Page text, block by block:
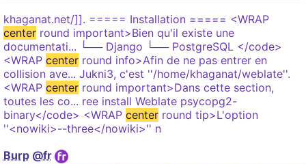
khaganat.net/]]. ===== Installation ===== <WRAP
centerround important>Bien qu'il existe une
documentati... └── Django └── PostgreSQL </code>
<WRAP centerround info>Afin de ne pas entrer en
collision ave... Jukni3, c'est ''/home/khaganat/weblate''.
<WRAP centerround important>Dans cette section,
toutes les co... ree install Weblate psycopg2-
binary</code> <WRAP centerround tip>L'option
''<nowiki>--three</nowiki>'' n
Burp @fr